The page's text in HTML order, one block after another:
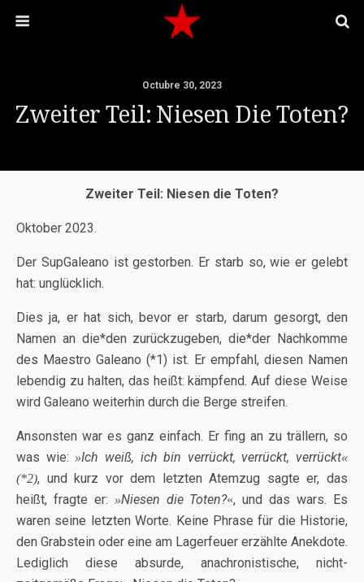
Octubre 30, 2023
Zweiter Teil: Niesen Die Toten?
Zweiter Teil: Niesen die Toten?
Oktober 2023.
Der SupGaleano ist gestorben. Er starb so, wie er gelebt
hat: unglücklich.
Dies ja, er hat sich, bevor er starb, darum gesorgt, den
Namen an die*den zurückzugeben, die*der Nachkomme
des Maestro Galeano (*1) ist. Er empfahl, diesen Namen
lebendig zu halten, das heißt: kämpfend. Auf diese Weise
wird Galeano weiterhin durch die Berge streifen.
Ansonsten war es ganz einfach. Er fing an zu trällern, so
was wie:»Ich weiß, ich bin verrückt, verrückt, verrückt«
(*2), und kurz vor dem letzten Atemzug sagte er, das
heißt, fragte er: »Niesen die Toten?«, und das wars. Es
waren seine letzten Worte. Keine Phrase für die Historie,
den Grabstein oder eine am Lagerfeuer erzählte Anekdote.
Lediglich diese absurde, anachronistische, nicht-